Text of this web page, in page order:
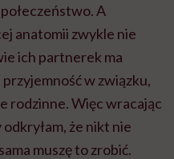
A
anatomii zwykle nie
ich partnerek ma
w związku,
rodzinne. Więc wracając
że nikt nie
muszę to zrobić.